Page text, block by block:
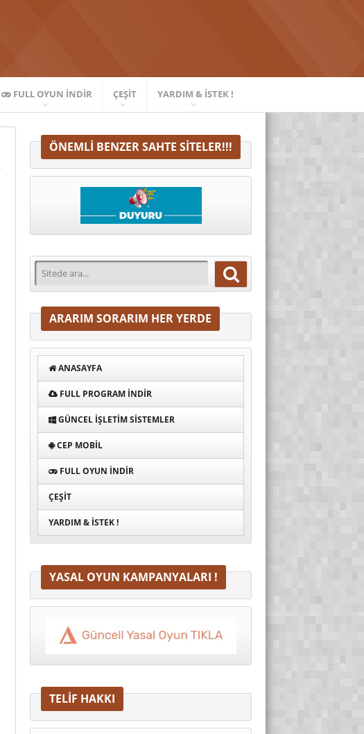
FULL OYUN İNDIR ÇEŞIT YARDIM & İSTEK !
ÖNEMLI BENZER SAHTE SITELER!!!
ARARIM SORARIM HER YERDE
ANASAYFA
FULL PROGRAM INDIR
GÜNCEL İŞLETIM SISTEMLER
CEP MOBIL
FULL OYUN İNDIR
ÇEŞIT
YARDIM & İSTEK !
YASAL OYUN KAMPANYALARI !
TELİF HAKKI